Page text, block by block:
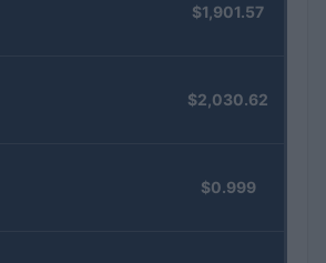
$1,901.57
$2,030.62
$0.999